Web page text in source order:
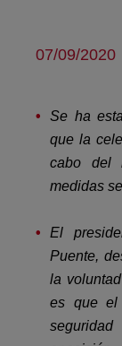
07/09/2020
Se ha
que la
cabo del
medidas
El
Puente,
la
es que el